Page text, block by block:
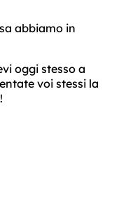
abbiamo in
oggi stesso a
voi stessi la